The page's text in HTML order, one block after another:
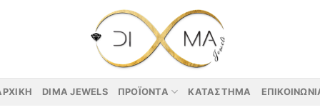
DIMA JEWELS ΠΡΟΪΌΝΤΑ ΚΑΤΆΣΤΗΜΑ